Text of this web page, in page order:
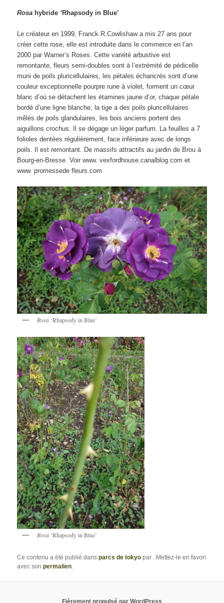
Rosa hybride ‘Rhapsody in Blue’
Le créateur en 1999, Franck R.Cowlishaw a mis 27 ans pour
créer cette rose, elle est introduite dans le commerce en l’an
2000 par Warner’s Roses. Cette variété arbustive est
remontante, fleurs semi-doubles sont à l’extrémité de pédicelle
muni de poils pluricellulaires, les pétales échancrés sont d’une
couleur exceptionnelle pourpre rune à violet, forment un cœur
blanc d’où se détachent les étamines jaune d’or, chaque pétale
bordé d’une ligne blanche, la tige a des poils pluricellulaires
mêlés de poils glandulaires, les bois anciens portent des
aiguillons crochus. Il se dégage un léger parfum. La feuilles a 7
folioles dentées régulièrement, face inférieure avec de longs
poils. Il est remontant. De massifs attractifs au jardin de Brou à
Bourg-en-Bresse. Voir www. vexfordhouse.canalblog.com et
www. promessede fleurs.com
Rosa ‘Rhapsody in Blue’
Rosa ‘Rhapsody in Blue’
Ce contenu a été publié dansparcs de tokyo par . Mettez-le en favori
avec sonpermalien.